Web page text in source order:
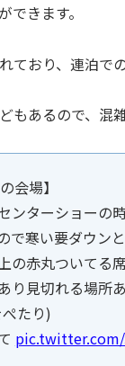
きます。
ており、連泊で
もあるので、混
会場】
ンターショーの
で寒い要ダウン
の赤丸ついてる
り見切れる場所
たり)
pic.twitter.com/